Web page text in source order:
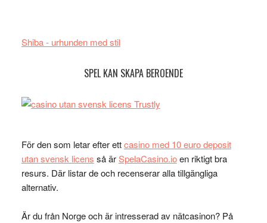
Shiba - urhunden med stil
SPEL KAN SKAPA BEROENDE
För den som letar efter ettcasino med 10 euro deposit
utan svensk licens så ärSpelaCasino.ioen riktigt bra
resurs. Där listar de och recenserar alla tillgängliga
alternativ.
Är du från Norge och är intresserad av nätcasinon? På